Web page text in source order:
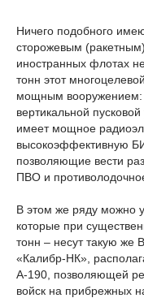
Ничего подобного
сторожевым
иностранных флотах
тонн этот
мощным вооружением:
вертикальной
имеет мощное
высокоэффективную
позволяющие вести
ПВО и
В этом же ряду можно
которые при
тонн – несут такую же
«Калибр-НК»,
А-190, позволяющей
войск на прибрежных